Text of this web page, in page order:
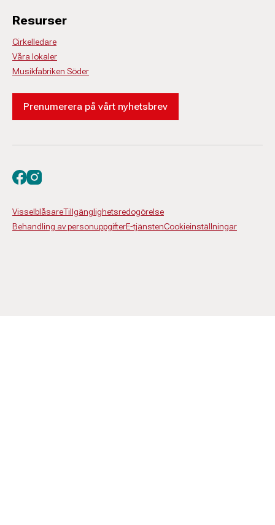
Resurser
Cirkelledare
Våra lokaler
Musikfabriken Söder
Prenumerera på vårt nyhetsbrev
VisselblåsareTillgänglighetsredogörelse
Behandling av personuppgifterE-tjänstenCookieinställningar
Besök oss på facebook
Besök oss på instagram